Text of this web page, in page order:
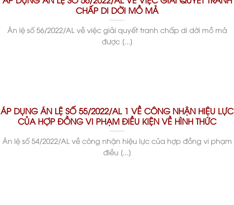
CHẤP DI DỜI MỒ MẢ
Án lệ số 56/2022/AL về việc giải quyết tranh chấp di dời mồ mả
được [...]
ÁP DỤNG ÁN LỆ SỐ 55/2022/AL 1 VỀ CÔNG NHẬN HIỆU LỰC
CỦA HỢP ĐỒNG VI PHẠM ĐIỀU KIỆN VỀ HÌNH THỨC
Án lệ số 54/2022/AL về công nhận hiệu lực của hợp đồng vi phạm
điều [...]